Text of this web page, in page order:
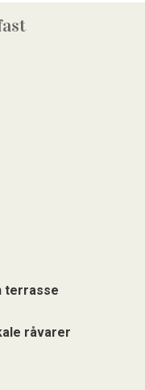
terrasse
råvarer